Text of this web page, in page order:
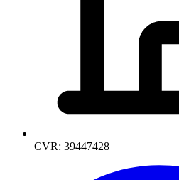
CVR: 39447428